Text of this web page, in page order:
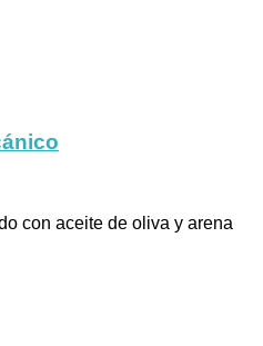
con aceite de oliva y arena